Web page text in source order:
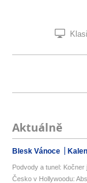
Aktuálně
Blesk Vánoce
Podvody a tunel:
Česko v Hollywoodu: